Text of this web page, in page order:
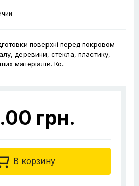
поверхні перед покровом
деревини, стекла, пластику,
матеріалів. Ко..
грн.
В корзину